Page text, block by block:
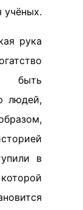
учёных.
рука
быть
людей,
в